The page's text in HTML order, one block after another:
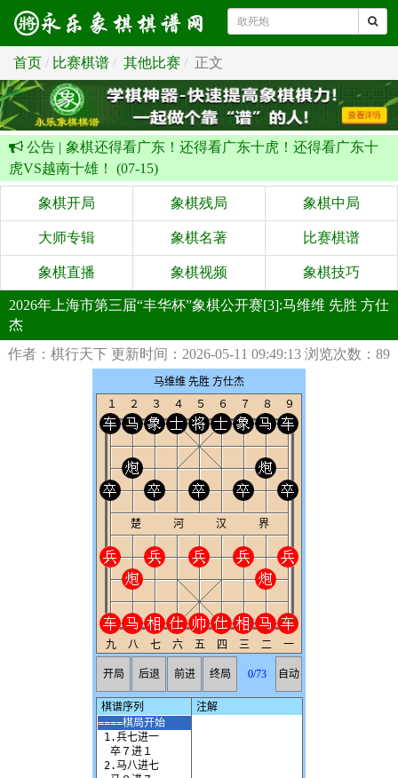
首页 比赛棋谱 其他比赛 正文
公告 | 象棋还得看广东！还得看广东十虎！还得看广东十
虎VS越南十雄！ (07-15)
象棋开局 象棋残局 象棋中局
大师专辑 象棋名著 比赛棋谱
象棋直播 象棋视频 象棋技巧
2026年上海市第三届“丰华杯”象棋公开赛[3]:马维维 先胜 方仕
杰
作者：棋行天下 更新时间：2026-05-11 09:49:13 浏览次数：89